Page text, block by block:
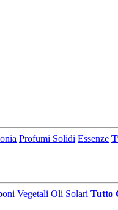
Profumi Solidi Essenze
Vegetali Oli Solari Tutto